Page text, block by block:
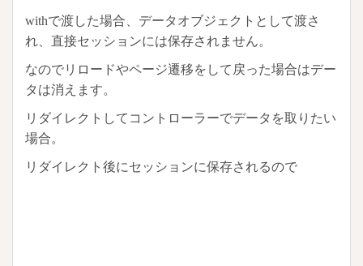
withで渡した場合、データオブジェクトとして渡さ
れ、直接セッションには保存されません。
なのでリロードやページ遷移をして戻った場合はデー
タは消えます。
リダイレクトしてコントローラーでデータを取りたい
場合。
リダイレクト後にセッションに保存されるので